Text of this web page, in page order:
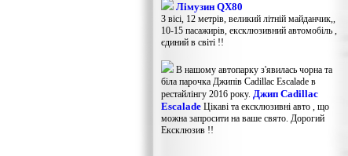
Лімузин QX80
3 вісі, 12 метрів, великий літній майданчик,,
10-15 пасажирів, ексклюзивний автомобіль ,
єдиний в світі !!
В нашому автопарку з'явилась чорна та
біла парочка Джипів Cadillac Escalade в
рестайлінгу 2016 року. Джип Cadillac
Escalade Цікаві та ексклюзивні авто , що
можна запросити на ваше свято. Дорогий
Ексклюзив !!